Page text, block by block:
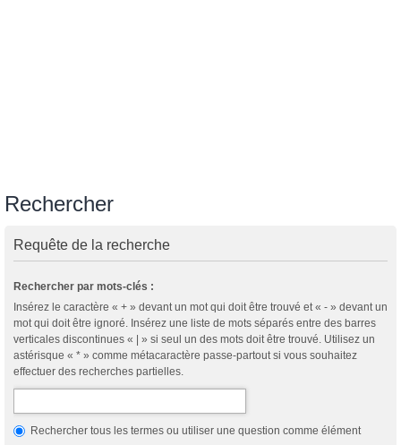
Rechercher
Requête de la recherche
Rechercher par mots-clés :
Insérez le caractère « + » devant un mot qui doit être trouvé et « - » devant un
mot qui doit être ignoré. Insérez une liste de mots séparés entre des barres
verticales discontinues « | » si seul un des mots doit être trouvé. Utilisez un
astérisque « * » comme métacaractère passe-partout si vous souhaitez
effectuer des recherches partielles.
Rechercher tous les termes ou utiliser une question comme élément